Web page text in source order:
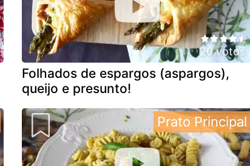
20 votos
Folhados de espargos (aspargos),
queijo e presunto!
Prato Principal